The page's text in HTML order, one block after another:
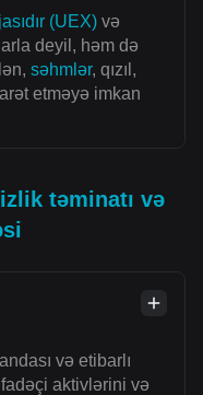
(UEX) və
deyil, həm də
səhmlər, qızıl,
etməyə imkan
təminatı və
və etibarlı
aktivlərini və